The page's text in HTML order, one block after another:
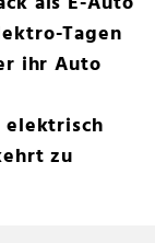
Tagen
ihr Auto
elektrisch
zu